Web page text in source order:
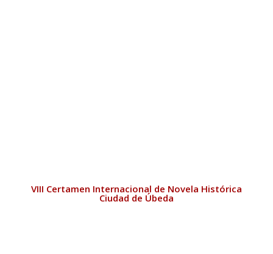
VIII Certamen Internacional de Novela Histórica
Ciudad de Úbeda